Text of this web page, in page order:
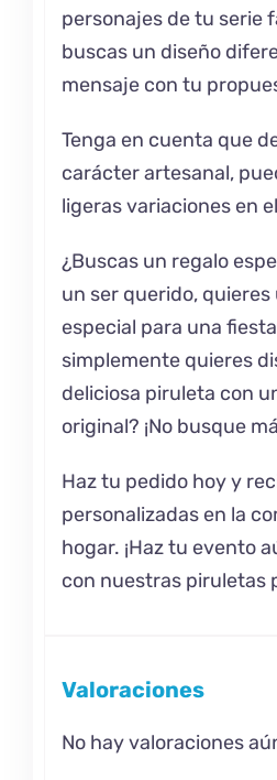
personajes de tu serie
buscas un diseño
mensaje con tu
Tenga en cuenta que
carácter artesanal,
ligeras variaciones en
¿Buscas un regalo
un ser querido, quieres
especial para una
simplemente quieres
deliciosa piruleta con
original? ¡No busque
Haz tu pedido hoy y
personalizadas en la
hogar. ¡Haz tu evento
con nuestras piruletas
Valoraciones
No hay valoraciones